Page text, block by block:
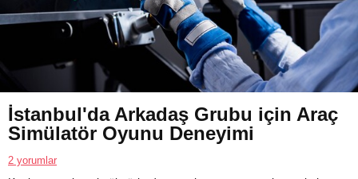
İstanbul'da Arkadaş Grubu için Araç
Simülatör Oyunu Deneyimi
2 yorumlar